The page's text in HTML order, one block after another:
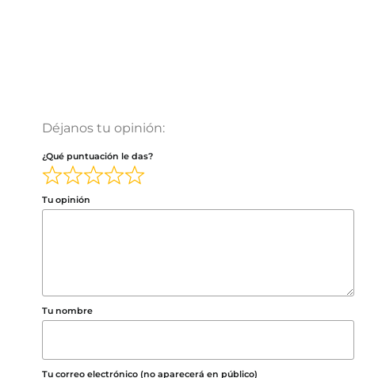
Déjanos tu opinión:
¿Qué puntuación le das?
Tu opinión
Tu nombre
Tu correo electrónico (no aparecerá en público)